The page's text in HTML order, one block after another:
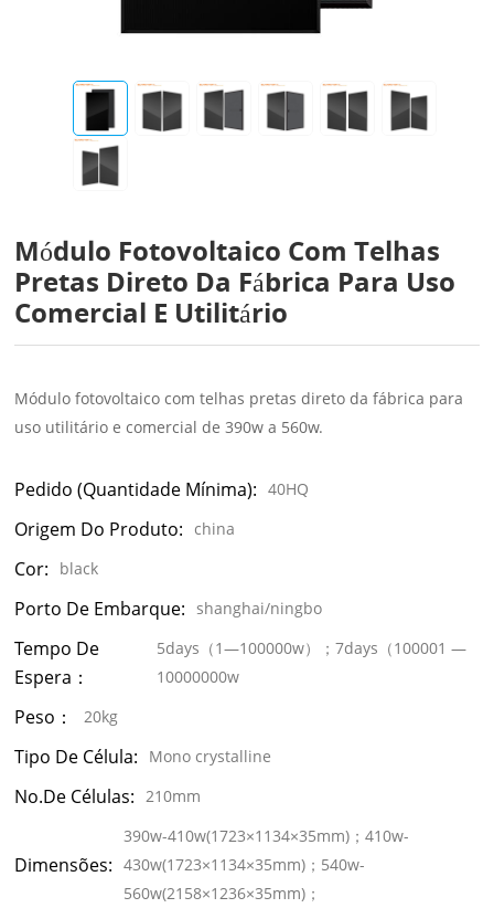
Módulo Fotovoltaico Com Telhas
Pretas Direto Da Fábrica Para Uso
Comercial E Utilitário
Módulo fotovoltaico com telhas pretas direto da fábrica para
uso utilitário e comercial de 390w a 560w.
Pedido (quantidade Mínima): 40HQ
Origem Do Produto: china
Cor: black
Porto De Embarque: shanghai/ningbo
Tempo De
Espera：
5days（1—100000w）；7days（100001 —
10000000w
Peso： 20kg
Tipo De Célula: Mono crystalline
No.de Células: 210mm
Dimensões:
390w-410w(1723×1134×35mm)；410w-
430w(1723×1134×35mm)；540w-
560w(2158×1236×35mm)；